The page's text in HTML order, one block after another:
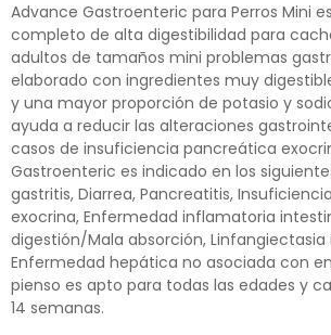
Advance Gastroenteric para Perros Mini
completo de alta digestibilidad para
adultos de tamaños mini problemas
elaborado con ingredientes muy
y una mayor proporción de potasio y
ayuda a reducir las alteraciones
casos de insuficiencia pancreática
Gastroenteric es indicado en los
gastritis, Diarrea, Pancreatitis,
exocrina, Enfermedad inflamatoria
digestión/Mala absorción,
Enfermedad hepática no asociada con
pienso es apto para todas las edades y
14 semanas.